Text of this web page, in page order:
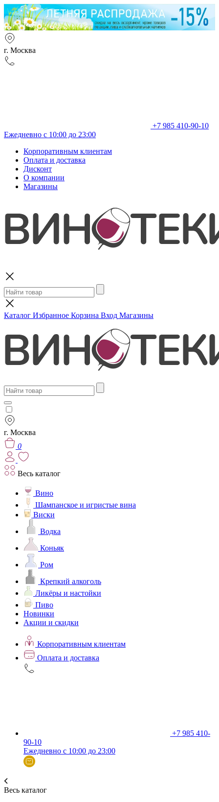
г. Москва
+7 985 410-90-10
Ежедневно с 10:00 до 23:00
Корпоративным клиентам
Оплата и доставка
Дисконт
О компании
Магазины
Каталог Избранное Корзина Вход Магазины
г. Москва
0
Весь каталог
Вино
Шампанское и игристые вина
Виски
Водка
Коньяк
Ром
Крепкий алкоголь
Ликёры и настойки
Пиво
Новинки
Акции и скидки
Корпоративным клиентам
Оплата и доставка
+7 985 410-
90-10
Ежедневно с 10:00 до 23:00
Весь каталог